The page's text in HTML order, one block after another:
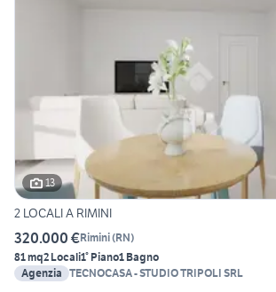
13
2 LOCALI A RIMINI
320.000 €Rimini(RN)
81 mq2 Locali1° Piano1 Bagno
Agenzia TECNOCASA - STUDIO TRIPOLI SRL